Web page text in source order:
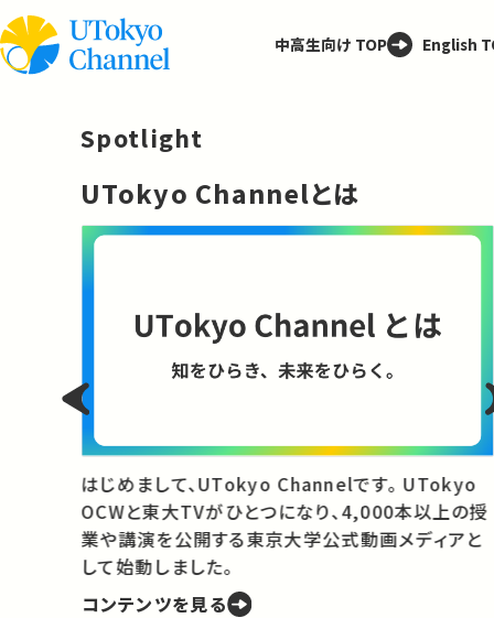
中高生向け TOP English
Spotlight
UTokyo Channelとは
はじめまして、UTokyo Channelです。 UTokyo
OCWと東大TVがひとつになり、4,000本以上の授
業や講演を公開する東京大学公式動画メディアと
して始動しました。
コンテンツを見る